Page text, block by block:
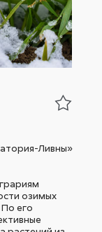
Ливны»
озимых
его